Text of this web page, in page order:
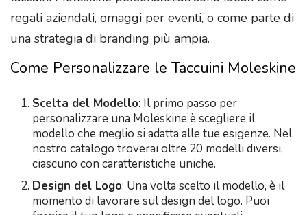
regali aziendali, omaggi per eventi, o come parte di
una strategia di branding più ampia.
Come Personalizzare le Taccuini Moleskine
Scelta del Modello: Il primo passo per
personalizzare una Moleskine è scegliere il
modello che meglio si adatta alle tue esigenze. Nel
nostro catalogo troverai oltre 20 modelli diversi,
ciascuno con caratteristiche uniche.
Design del Logo: Una volta scelto il modello, è il
momento di lavorare sul design del logo. Puoi